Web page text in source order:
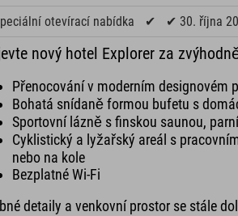
otevírací nabídka ✔ ✔ 30. října
nový hotel Explorer za
Přenocování v moderním designovém
Bohatá snídaně formou bufetu s
Sportovní lázně s finskou saunou,
Cyklistický a lyžařský areál s
nebo na kole
Bezplatné Wi-Fi
detaily a venkovní prostor se stále